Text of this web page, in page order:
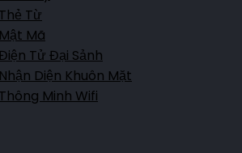
Từ
Mã
Tử Đại Sảnh
Diện Khuôn Mặt
Minh Wifi